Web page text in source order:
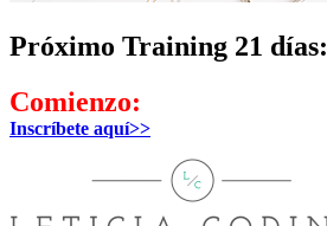
Próximo Training 21 días:
Comienzo:
Inscríbete aquí>>